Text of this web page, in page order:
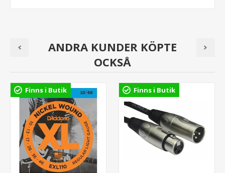
ANDRA KUNDER KÖPTE
OCKSÅ
Finns i Butik Finns i Butik